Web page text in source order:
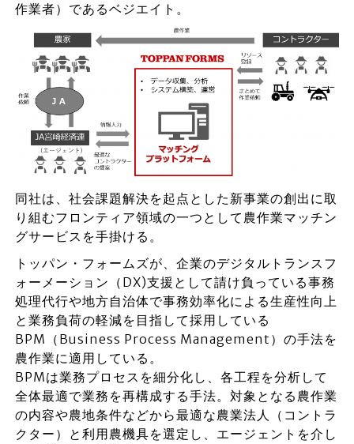
作業者）であるベジエイト。
同社は、社会課題解決を起点とした新事業の創出に取
り組むフロンティア領域の一つとして農作業マッチン
グサービスを手掛ける。
トッパン・フォームズが、企業のデジタルトランスフ
ォーメーション（DX)支援として請け負っている事務
処理代行や地方自治体で事務効率化による生産性向上
と業務負荷の軽減を目指して採用している
BPM（Business Process Management）の手法を
農作業に適用している。
BPMは業務プロセスを細分化し、各工程を分析して
全体最適で業務を再構成する手法。対象となる農作業
の内容や農地条件などから最適な農業法人（コントラ
クター）と利用農機具を選定し、エージェントを介し